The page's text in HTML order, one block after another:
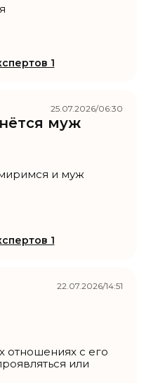
1
муж
и муж
1
25.07.2026/06:30
отношениях с его
или
22.07.2026/14:51